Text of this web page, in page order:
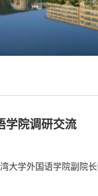
学院调研交流
大学外国语学院副院